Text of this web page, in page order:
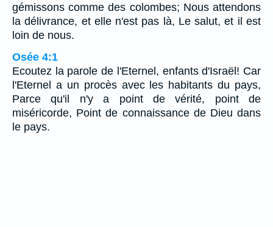
gémissons comme des colombes; Nous attendons
la délivrance, et elle n'est pas là, Le salut, et il est
loin de nous.
Osée 4:1
Ecoutez la parole de l'Eternel, enfants d'Israël! Car
l'Eternel a un procès avec les habitants du pays,
Parce qu'il n'y a point de vérité, point de
miséricorde, Point de connaissance de Dieu dans
le pays.